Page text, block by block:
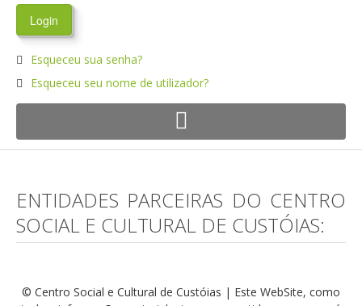
Esqueceu sua senha?
Esqueceu seu nome de utilizador?
ENTIDADES PARCEIRAS DO CENTRO
SOCIAL E CULTURAL DE CUSTÓIAS:
© Centro Social e Cultural de Custóias | Este WebSite, como